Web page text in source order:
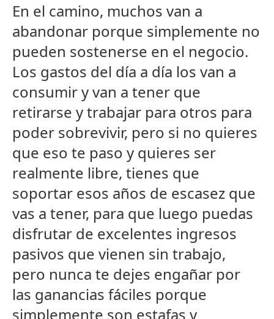
En el camino, muchos van a
abandonar porque simplemente no
pueden sostenerse en el negocio.
Los gastos del día a día los van a
consumir y van a tener que
retirarse y trabajar para otros para
poder sobrevivir, pero si no quieres
que eso te paso y quieres ser
realmente libre, tienes que
soportar esos años de escasez que
vas a tener, para que luego puedas
disfrutar de excelentes ingresos
pasivos que vienen sin trabajo,
pero nunca te dejes engañar por
las ganancias fáciles porque
simplemente son estafas y